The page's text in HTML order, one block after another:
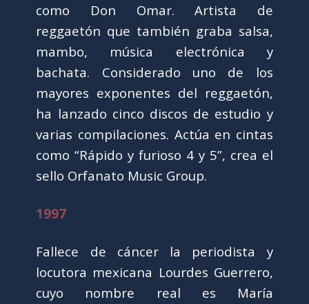
como Don Omar. Artista de
reggaetón que también graba salsa,
mambo, música electrónica y
bachata. Considerado uno de los
mayores exponentes del reggaetón,
ha lanzado cinco discos de estudio y
varias compilaciones. Actúa en cintas
como “Rápido y furioso 4 y 5”, crea el
sello Orfanato Music Group.
1997
Fallece de cáncer la periodista y
locutora mexicana Lourdes Guerrero,
cuyo nombre real es María